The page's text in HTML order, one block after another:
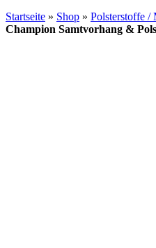
Startseite » Shop » Polsterstoffe /
Champion Samtvorhang &